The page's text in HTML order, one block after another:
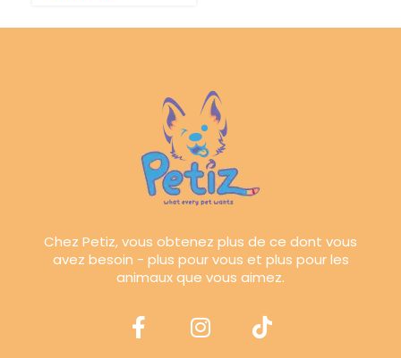
Chez Petiz, vous obtenez plus de ce dont vous
avez besoin - plus pour vous et plus pour les
animaux que vous aimez.